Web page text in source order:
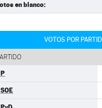
en blanco:
VOTOS POR